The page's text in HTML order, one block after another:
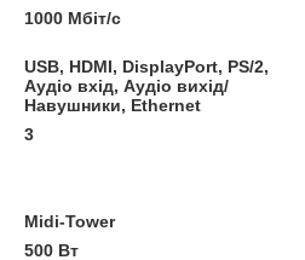
1000 Мбіт/с
USB, HDMI, DisplayPort, PS/2,
Аудіо вхід, Аудіо вихід/
Навушники, Ethernet
3
Midi-Tower
500 Вт